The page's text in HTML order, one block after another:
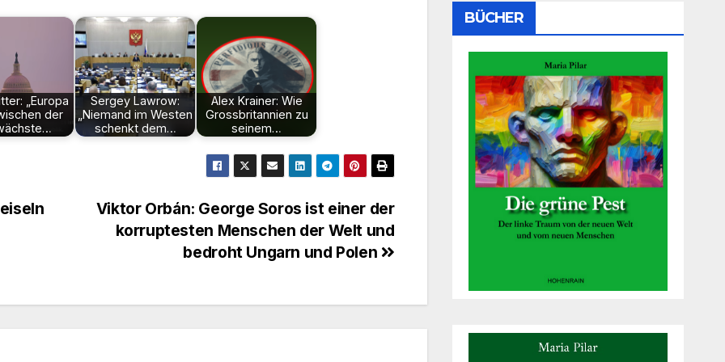
„Europa
der
Sergey Lawrow:
„Niemand im Westen
schenkt dem…
Alex Krainer: Wie
Grossbritannien zu
seinem…
Viktor Orbán: George Soros ist einer der
korruptesten Menschen der Welt und
bedroht Ungarn und Polen
BÜCHER